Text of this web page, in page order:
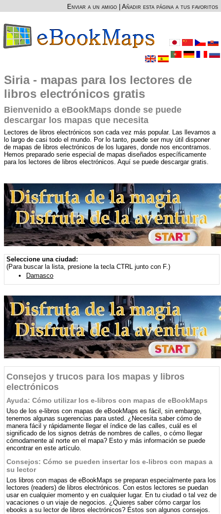
Enviar a un amigo Añadir esta página a tus favoritos
Siria - mapas para los lectores de
libros electrónicos gratis
Bienvenido a eBookMaps donde se puede
descargar los mapas que necesita
Lectores de libros electrónicos son cada vez más popular. Las llevamos a
lo largo de casi todo el mundo. Por lo tanto, puede ser muy útil disponer
de mapas de libros electrónicos de los lugares, donde nos encontramos.
Hemos preparado serie especial de mapas diseñados específicamente
para los lectores de libros electrónicos. Aquí se puede descargar gratis.
Seleccione una ciudad:
(Para buscar la lista, presione la tecla CTRL junto con F.)
Damasco
Consejos y trucos para los mapas y libros
electrónicos
Ayuda: Cómo utilizar los e-libros con mapas de eBookMaps
Uso de los e-libros con mapas de eBookMaps es fácil, sin embargo,
tenemos algunas sugerencias para usted. ¿Necesita saber cómo de
manera fácil y rápidamente llegar el índice de las calles, cuál es el
significado de los signos detrás de nombres de calles, o cómo llegar
cómodamente al norte en el mapa? Esto y más información se puede
encontrar en este artículo.
Consejos: Cómo se pueden insertar los e-libros con mapas a
su lector
Los libros con mapas de eBookMaps se preparan especialmente para los
lectores (readers) de libros electrónicos. Con estos lectores se puedan
usar en cualquier momento y en cualquier lugar. En tu ciudad o tal vez de
vacaciones o un viaje de negocios. ¿Quieres saber cómo cargar los
ebooks a su lector de libros electrónicos? Éstos son algunos consejos.